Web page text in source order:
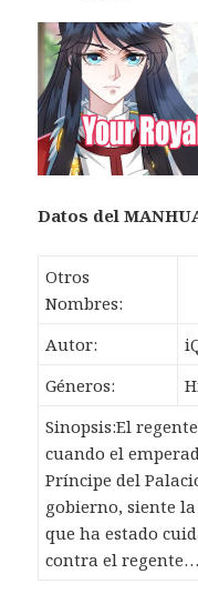
Datos del
Otros
Nombres:
Autor:
Géneros:
Sinopsis:El
cuando el
Príncipe del
gobierno, siente
que ha estado
contra el regente…